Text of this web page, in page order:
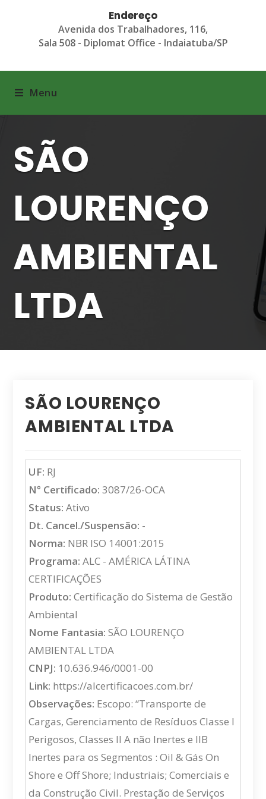
Endereço
Avenida dos Trabalhadores, 116,
Sala 508 - Diplomat Office - Indaiatuba/SP
Menu
SÃO
LOURENÇO
AMBIENTAL
LTDA
SÃO LOURENÇO
AMBIENTAL LTDA
UF: RJ
N° Certificado: 3087/26-OCA
Status: Ativo
Dt. Cancel./Suspensão: -
Norma: NBR ISO 14001:2015
Programa: ALC - AMÉRICA LÁTINA
CERTIFICAÇÕES
Produto: Certificação do Sistema de Gestão
Ambiental
Nome Fantasia: SÃO LOURENÇO
AMBIENTAL LTDA
CNPJ: 10.636.946/0001-00
Link: https://alcertificacoes.com.br/
Observações: Escopo: “Transporte de
Cargas, Gerenciamento de Resíduos Classe I
Perigosos, Classes II A não Inertes e IIB
Inertes para os Segmentos : Oil & Gás On
Shore e Off Shore; Industriais; Comerciais e
da Construção Civil. Prestação de Serviços